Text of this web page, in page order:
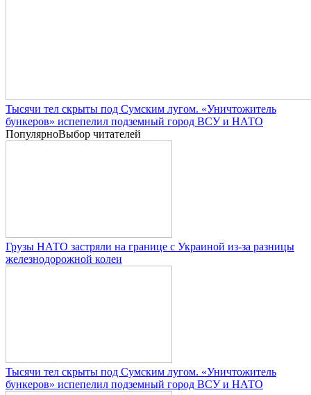
Тысячи тел скрыты под Сумским лугом. «Уничтожитель
бункеров» испепелил подземный город ВСУ и НАТО
ПопулярноВыбор читателей
Грузы НАТО застряли на границе с Украиной из-за разницы
железнодорожной колеи
Тысячи тел скрыты под Сумским лугом. «Уничтожитель
бункеров» испепелил подземный город ВСУ и НАТО